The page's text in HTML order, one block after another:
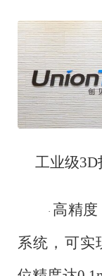
工业级
· 高精度
系统，可实